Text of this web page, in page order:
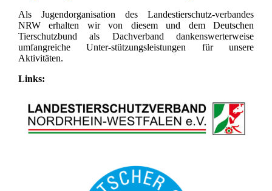
Als Jugendorganisation des Landestierschutz-verbandes
NRW erhalten wir von diesem und dem Deutschen
Tierschutzbund als Dachverband dankenswerterweise
umfangreiche Unter-stützungsleistungen für unsere
Aktivitäten.
Links: